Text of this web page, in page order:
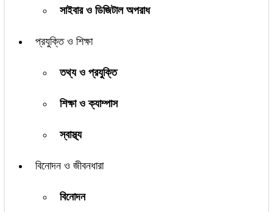
সাইবার ও ডিজিটাল অপরাধ
প্রযুক্তি ও শিক্ষা
তথ্য ও প্রযুক্তি
শিক্ষা ও ক্যাম্পাস
স্বাস্থ্য
বিনোদন ও জীবনধারা
বিনোদন